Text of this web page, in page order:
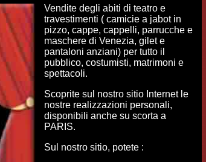
Vendite degli abiti di teatro e
travestimenti ( camicie a jabot in
pizzo, cappe, cappelli, parrucche e
maschere di Venezia, gilet e
pantaloni anziani) per tutto il
pubblico, costumisti, matrimoni e
spettacoli.
Scoprite sul nostro sitio Internet le
nostre realizzazioni personali,
disponibili anche su scorta a
PARIS.
Sul nostro sitio, potete :